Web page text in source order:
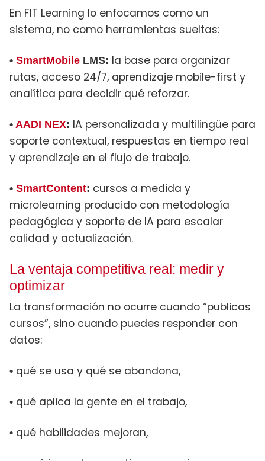
En FIT Learning lo enfocamos como un
sistema, no como herramientas sueltas:
• SmartMobile LMS: la base para organizar
rutas, acceso 24/7, aprendizaje mobile-first y
analítica para decidir qué reforzar.
• AADI NEX: IA personalizada y multilingüe para
soporte contextual, respuestas en tiempo real
y aprendizaje en el flujo de trabajo.
• SmartContent: cursos a medida y
microlearning producido con metodología
pedagógica y soporte de IA para escalar
calidad y actualización.
La ventaja competitiva real: medir y
optimizar
La transformación no ocurre cuando “publicas
cursos”, sino cuando puedes responder con
datos:
• qué se usa y qué se abandona,
• qué aplica la gente en el trabajo,
• qué habilidades mejoran,